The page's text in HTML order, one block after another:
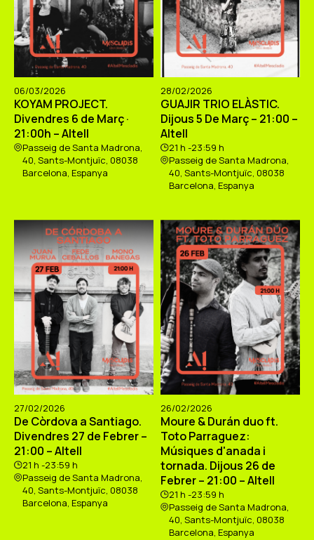
06/03/2026
KOYAM PROJECT.
Divendres 6 de Març ·
21:00h – Altell
Passeig de Santa Madrona,
40, Sants-Montjuïc, 08038
Barcelona, Espanya
28/02/2026
GUAJIR TRIO ELÀSTIC.
Dijous 5 De Març – 21:00 –
Altell
21 h -23:59 h
Passeig de Santa Madrona,
40, Sants-Montjuïc, 08038
Barcelona, Espanya
27/02/2026
De Còrdova a Santiago.
Divendres 27 de Febrer –
21:00 – Altell
21 h -23:59 h
Passeig de Santa Madrona,
40, Sants-Montjuïc, 08038
Barcelona, Espanya
26/02/2026
Moure & Durán duo ft.
Toto Parraguez:
Músiques d'anada i
tornada. Dijous 26 de
Febrer – 21:00 – Altell
21 h -23:59 h
Passeig de Santa Madrona,
40, Sants-Montjuïc, 08038
Barcelona, Espanya